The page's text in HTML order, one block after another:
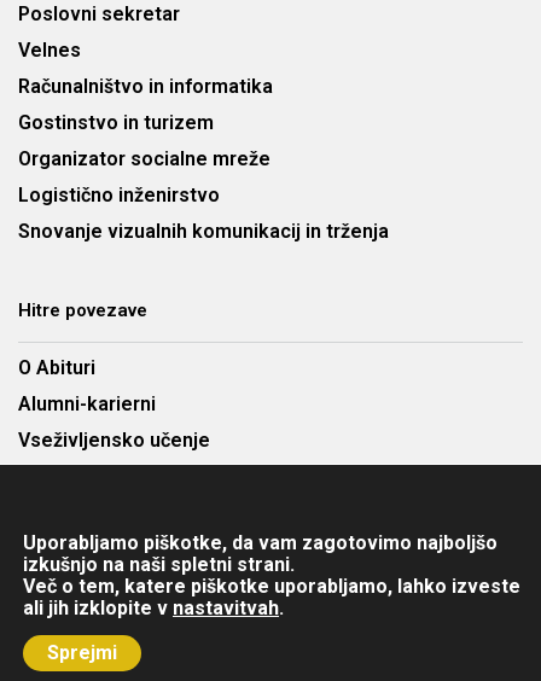
Poslovni sekretar
Velnes
Računalništvo in informatika
Gostinstvo in turizem
Organizator socialne mreže
Logistično inženirstvo
Snovanje vizualnih komunikacij in trženja
Hitre povezave
O Abituri
Alumni-karierni
Vseživljensko učenje
Kontakt
Copyright © 2025 Abitura d.o.o. Višja strokovna šola. Vse pravice
pridržane.
Uporabljamo piškotke, da vam zagotovimo najboljšo
izkušnjo na naši spletni strani.
Več o tem, katere piškotke uporabljamo, lahko izveste
ali jih izklopite v nastavitvah.
Sprejmi